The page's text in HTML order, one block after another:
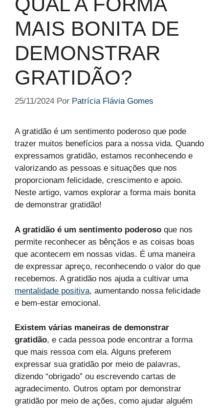
MAIS BONITA DE
DEMONSTRAR
GRATIDÃO?
25/11/2024 Por Patrícia Flávia Gomes
A gratidão é um sentimento poderoso que pode
trazer muitos benefícios para a nossa vida. Quando
expressamos gratidão, estamos reconhecendo e
valorizando as pessoas e situações que nos
proporcionam felicidade, crescimento e apoio.
Neste artigo, vamos explorar a forma mais bonita
de demonstrar gratidão!
A gratidão é um sentimento poderoso que nos
permite reconhecer as bênçãos e as coisas boas
que acontecem em nossas vidas. É uma maneira
de expressar apreço, reconhecendo o valor do que
recebemos. A gratidão nos ajuda a cultivar uma
mentalidade positiva, aumentando nossa felicidade
e bem-estar emocional.
Existem várias maneiras de demonstrar
gratidão, e cada pessoa pode encontrar a forma
que mais ressoa com ela. Alguns preferem
expressar sua gratidão por meio de palavras,
dizendo “obrigado” ou escrevendo cartas de
agradecimento. Outros optam por demonstrar
gratidão por meio de ações, como ajudar alguém